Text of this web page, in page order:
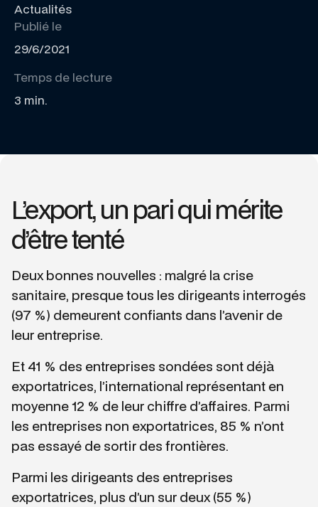
Actualités
Publié le
29/6/2021
Temps de lecture
3 min.
L’export, un pari qui mérite
d’être tenté
Deux bonnes nouvelles : malgré la crise
sanitaire, presque tous les dirigeants interrogés
(97 %) demeurent confiants dans l’avenir de
leur entreprise.
Et 41 % des entreprises sondées sont déjà
exportatrices, l’international représentant en
moyenne 12 % de leur chiffre d’affaires. Parmi
les entreprises non exportatrices, 85 % n’ont
pas essayé de sortir des frontières.
Parmi les dirigeants des entreprises
exportatrices, plus d’un sur deux (55 %)